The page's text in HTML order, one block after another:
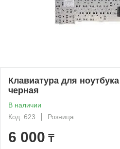
Клавиатура для
черная
В наличии
Код: 623
Розница
6 000 ₸